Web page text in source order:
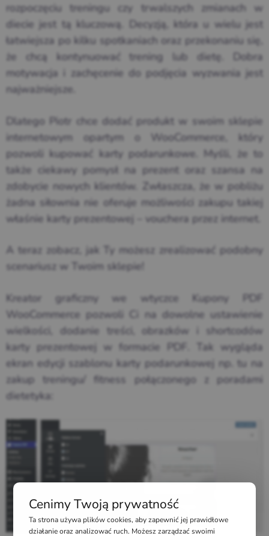
rozpoczęciu treningu czy trwalszych zmianach w
diecie jest tą kluczową. Decyzją, która u wielu jest
łatwiejsza po kilku spotkaniach oraz przekonaniu się,
że chcą kontynuować trening lub dietę. Dobra
motywacja i zachęcenie do podjęcia wyzwania jest
najważniejsze.
Dlatego Piotr chce dodać produkt w swoim sklepie
internetowym opartym o WooCommerce, który
pozwoli kupować karty podarunkowe. Myśli, że to
także ciekawy pomysł na prezent oraz szansa na
zdobycie nowych klientów. Zwłaszcza, że w pobliżu
żadna siłownia nie oferuje możliwości zakupu takiej
właśnie karty prezentowej – vouchera przez internet.
A teraz zobacz, jak Ty możesz zrealizować podobny
scenariusz w Twoim sklepie!
Kreator graficzny we wtyczce Kupony PDF
WooCommerce pozwoli Ci na dowolne ustawienie
wielkości, dodanie treści, obrazków i shortcodów
karty prezentowej w formacie PDF. Tak wygląda
ekran edycji szablonu karty podarunkowej np. tu na
zakup treningu/ fitness połączonego z poradami
dietetyka:
Cenimy Twoją prywatność
Ta strona używa plików cookies, aby zapewnić jej prawidłowe
działanie oraz analizować ruch. Możesz zarządzać swoimi